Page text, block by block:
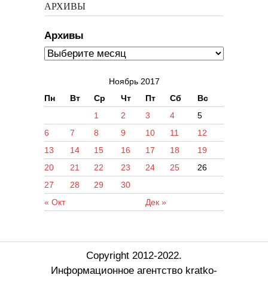
АРХИВЫ
Архивы
Ноябрь 2017
Пн
Вт Ср Чт Пт Сб Вс
« Окт Дек »
1 2 3 4
5
6
7 8 9 10 11
12
13
14 15 16 17 18
19
20
21 22 23 24 25
26
27
28 29 30
Copyright 2012-2022.
Информационное агентство kratko-